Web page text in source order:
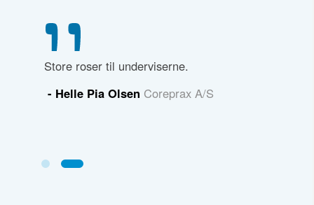
Store roser til underviserne.
- Helle Pia Olsen Coreprax A/S